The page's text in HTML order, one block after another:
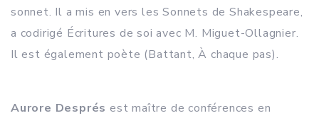
sonnet. Il a mis en vers les Sonnets de Shakespeare,
a codirigé Écritures de soi avec M. Miguet-Ollagnier.
Il est également poète (Battant, À chaque pas).
Aurore Després est maître de conférences en